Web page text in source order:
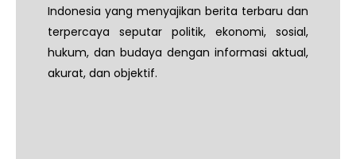
Indonesia yang menyajikan berita terbaru dan
terpercaya seputar politik, ekonomi, sosial,
hukum, dan budaya dengan informasi aktual,
akurat, dan objektif.